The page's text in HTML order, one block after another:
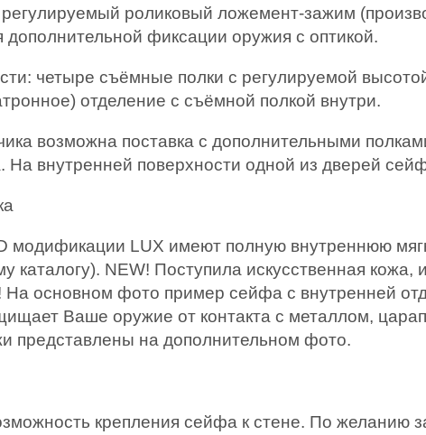
роликовый ложемент-зажим
дополнительной фиксации оружия с оптикой.
четыре съёмные полки с регулируемой
отделение с съёмной полкой внутри.
возможна поставка с дополнительными
На внутренней поверхности одной из дверей
LUX имеют полную внутреннюю
каталогу). NEW! Поступила искусственная
На основном фото пример сейфа с внутренней
Ваше оружие от контакта с металлом,
представлены на дополнительном фото.
крепления сейфа к стене. По желанию